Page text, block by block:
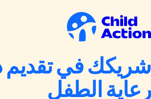
شريكك في تقديم
رعاية الطفل